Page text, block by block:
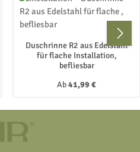
Duschrinne R2 aus Edelstahl
für flache Installation,
befliesbar
Regulärer Preis:
Ab41,99 €